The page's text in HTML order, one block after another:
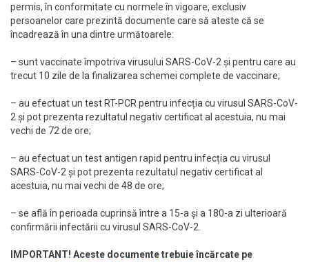
permis, în conformitate cu normele în vigoare, exclusiv
persoanelor care prezintă documente care să ateste că se
încadrează în una dintre următoarele:
– sunt vaccinate împotriva virusului SARS-CoV-2 și pentru care au
trecut 10 zile de la finalizarea schemei complete de vaccinare;
– au efectuat un test RT-PCR pentru infecția cu virusul SARS-CoV-
2 și pot prezenta rezultatul negativ certificat al acestuia, nu mai
vechi de 72 de ore;
– au efectuat un test antigen rapid pentru infecția cu virusul
SARS-CoV-2 și pot prezenta rezultatul negativ certificat al
acestuia, nu mai vechi de 48 de ore;
– se află în perioada cuprinsă între a 15-a și a 180-a zi ulterioară
confirmării infectării cu virusul SARS-CoV-2.
IMPORTANT! Aceste documente trebuie încărcate pe